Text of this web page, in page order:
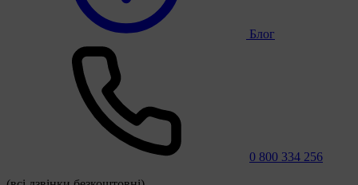
Блог
0 800 334 256